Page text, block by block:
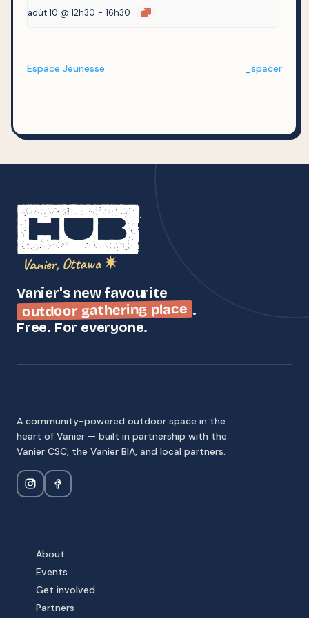
août 10 @ 12h30 - 16h30
Espace Jeunesse _spacer
Vanier, Ottawa ✷
Vanier's new favourite
outdoor gathering place .
Free. For everyone.
A community-powered outdoor space in the
heart of Vanier — built in partnership with the
Vanier CSC, the Vanier BIA, and local partners.
About
Events
Get involved
Partners